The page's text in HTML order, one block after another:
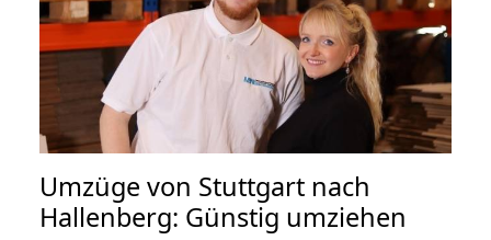
Umzüge von Stuttgart nach
Hallenberg: Günstig umziehen